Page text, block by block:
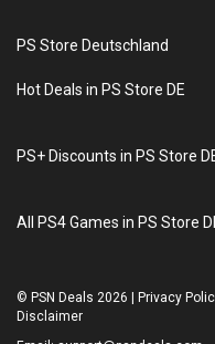
PS Store Deutschland
Hot Deals in PS Store DE
PS+ Discounts in PS Store
All PS4 Games in PS Store
© PSN Deals 2026 Privacy
Disclaimer